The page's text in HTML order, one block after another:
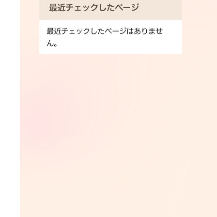
最近チェックしたページ
最近チェックしたページはありませ
ん。